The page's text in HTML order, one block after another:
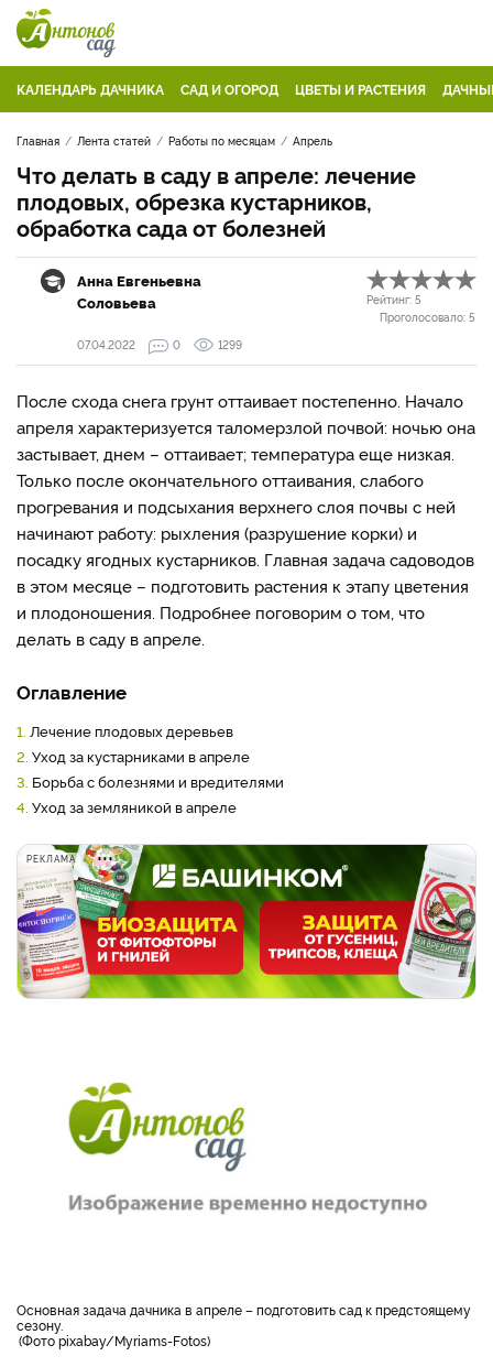
КАЛЕНДАРЬ ДАЧНИКА САД И ОГОРОД ЦВЕТЫ И РАСТЕНИЯ
Главная Лента статей Работы по месяцам Апрель
Что делать в саду в апреле: лечение
плодовых, обрезка кустарников,
обработка сада от болезней
Анна Евгеньевна
Соловьева
Рейтинг: 5
Проголосовало: 5
07.04.2022
0 1299
После схода снега грунт оттаивает постепенно. Начало
апреля характеризуется таломерзлой почвой: ночью она
застывает, днем – оттаивает; температура еще низкая.
Только после окончательного оттаивания, слабого
прогревания и подсыхания верхнего слоя почвы с ней
начинают работу: рыхления (разрушение корки) и
посадку ягодных кустарников. Главная задача садоводов
в этом месяце – подготовить растения к этапу цветения
и плодоношения. Подробнее поговорим о том, что
делать в саду в апреле.
Оглавление
1. Лечение плодовых деревьев
2. Уход за кустарниками в апреле
3. Борьба с болезнями и вредителями
4. Уход за земляникой в апреле
РЕКЛАМА
основная задача дачника в апреле – подготовить сад к предстоящему
сезону.
Фото pixabay/Myriams-Fotos